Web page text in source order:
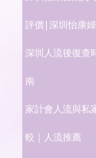
評價|深圳怡康
深圳人流後復查
南
家計會人流與私
較｜人流推薦